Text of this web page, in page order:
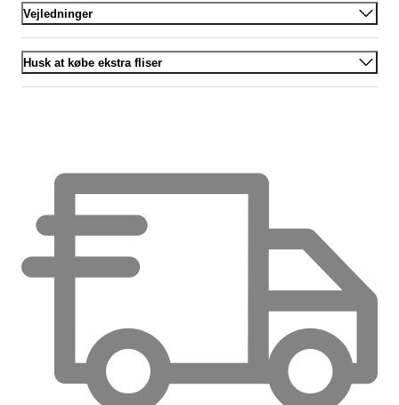
Vejledninger
Husk at købe ekstra fliser